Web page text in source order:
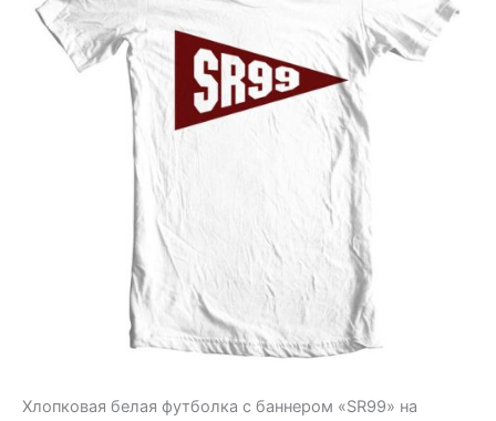
Хлопковая белая футболка с баннером «SR99» на